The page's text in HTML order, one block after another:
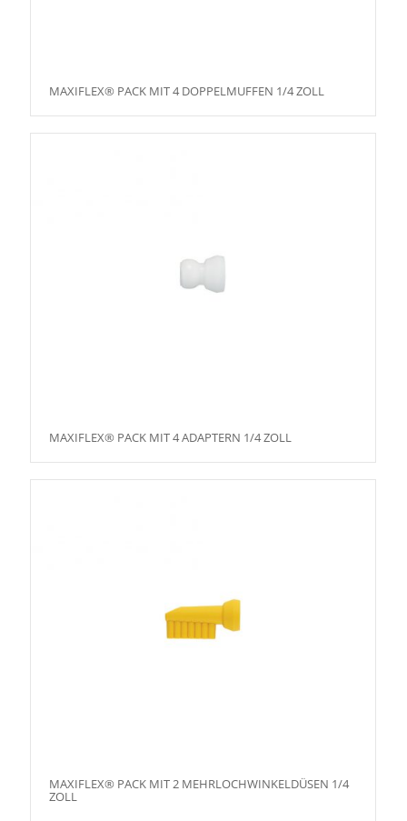
MAXIFLEX® PACK MIT 4 DOPPELMUFFEN 1/4 ZOLL
MAXIFLEX® PACK MIT 4 ADAPTERN 1/4 ZOLL
MAXIFLEX® PACK MIT 2 MEHRLOCHWINKELDÜSEN 1/4
ZOLL